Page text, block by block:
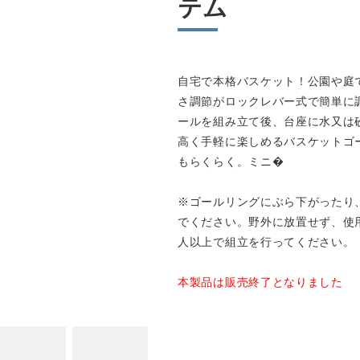
テム
自宅で本格バスケット！公園や
さ調節がロックレバー式で簡単
ールを組み立て後、台座に水又
高く手軽に楽しめるバスケット
もらくらく。ミニ�
※ゴールリングにぶら下がったり
でください。野外に放置せず、
人以上で組立を行ってください。
本製品は販売終了となりました